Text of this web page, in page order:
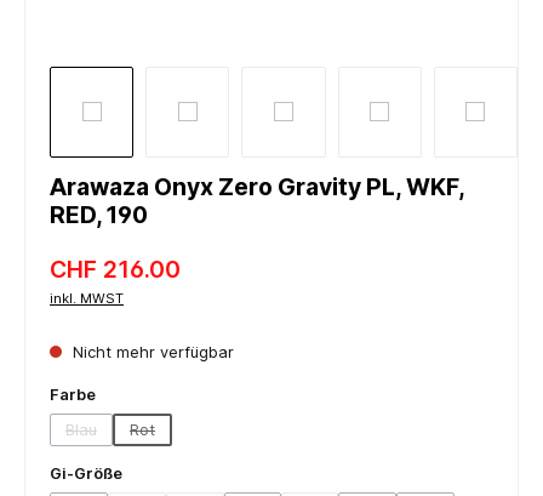
Arawaza Onyx Zero Gravity PL, WKF,
RED, 190
CHF 216.00
inkl. MWST
Nicht mehr verfügbar
Farbeauswählen
Blau
(Diese Option ist zurzeit nicht verfügbar.)
Rot
(Diese Option ist zurzeit nicht verfügbar.)
Gi-Größeauswählen